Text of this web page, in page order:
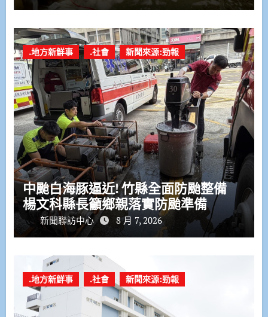
.地方新鮮事 .社會 新聞來源:勁報
中颱白海豚逼近! 竹縣全面防颱整備
楊文科縣長籲鄉親落實防颱準備
新聞聯訪中心 8 月 7, 2026
.地方新鮮事 .社會 新聞來源:勁報